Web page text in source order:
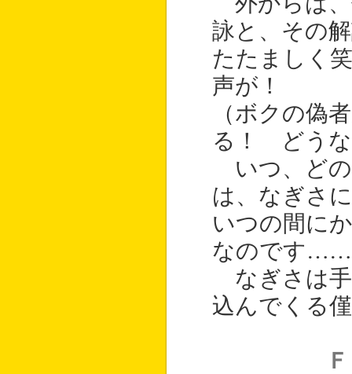
詠と、その
たたましく
声が！
（ボクの偽
る！ どうな
いつ、どの
は、なぎさ
いつの間に
なのです
なぎさは手
込んでくる